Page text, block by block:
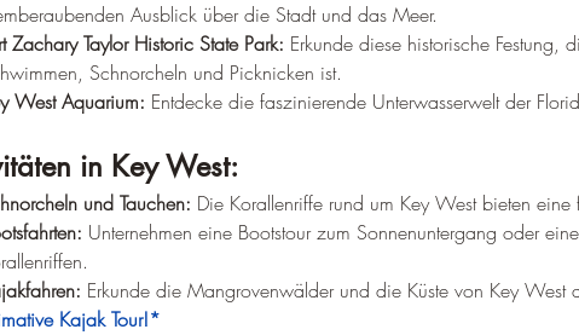
Ausblick über die Stadt und das Meer.
Zachary Taylor Historic State Park: Erkunde diese historische Festung,
Schnorcheln und Picknicken ist.
West Aquarium: Entdecke die faszinierende Unterwasserwelt der
in Key West:
und Tauchen: Die Korallenriffe rund um Key West bieten eine
Unternehmen eine Bootstour zum Sonnenuntergang oder
Erkunde die Mangrovenwälder und die Küste von Key West
Kajak Tour!*